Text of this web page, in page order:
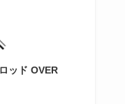
ッド OVER